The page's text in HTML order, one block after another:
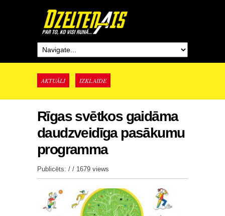
AKTUĀLI IZKLAIDE
Rīgas svētkos gaidāma
daudzveidīga pasākumu
programma
Publicēts: / / 1679 views